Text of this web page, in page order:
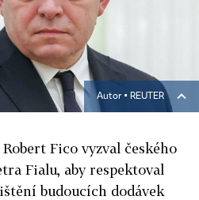
Autor ▪ REUTER
Fico vyzval českého
Fialu, aby respektoval
budoucích dodávek